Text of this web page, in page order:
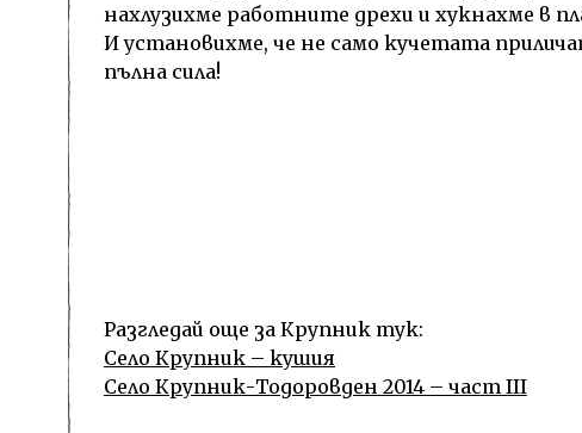
нахлузихме работните дрехи и хукнахме в
И установихме, че не само кучетата
пълна сила!
Разгледай още за Крупник тук:
Село Крупник – кушия
Село Крупник-Тодоровден 2014 – част III